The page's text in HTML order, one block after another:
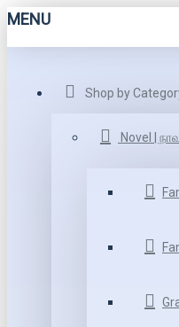
MENU
Shop by
Novel |